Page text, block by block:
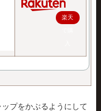
楽天
プをかぶるようにして